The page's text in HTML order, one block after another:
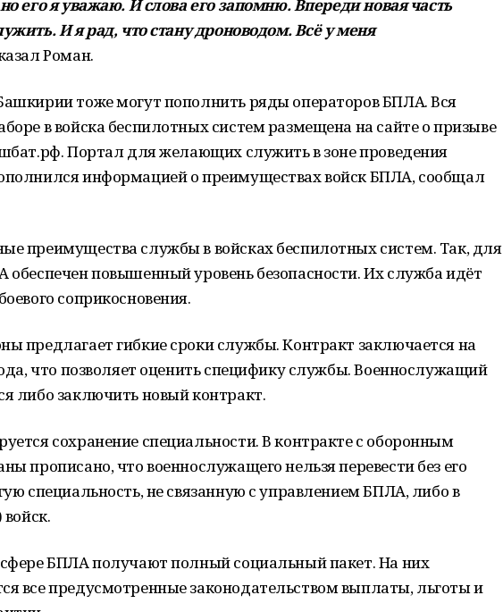
его я уважаю. И слова его запомню. Впереди новая часть
И я рад, что стану дроноводом. Всё у меня
Роман.
тоже могут пополнить ряды операторов БПЛА. Вся
в войска беспилотных систем размещена на сайте о призыве
Портал для желающих служить в зоне проведения
информацией о преимуществах войск БПЛА, сообщал
преимущества службы в войсках беспилотных систем. Так, для
обеспечен повышенный уровень безопасности. Их служба идёт
соприкосновения.
предлагает гибкие сроки службы. Контракт заключается на
что позволяет оценить специфику службы. Военнослужащий
либо заключить новый контракт.
сохранение специальности. В контракте с оборонным
прописано, что военнослужащего нельзя перевести без его
специальность, не связанную с управлением БПЛА, либо в
БПЛА получают полный социальный пакет. На них
все предусмотренные законодательством выплаты, льготы и